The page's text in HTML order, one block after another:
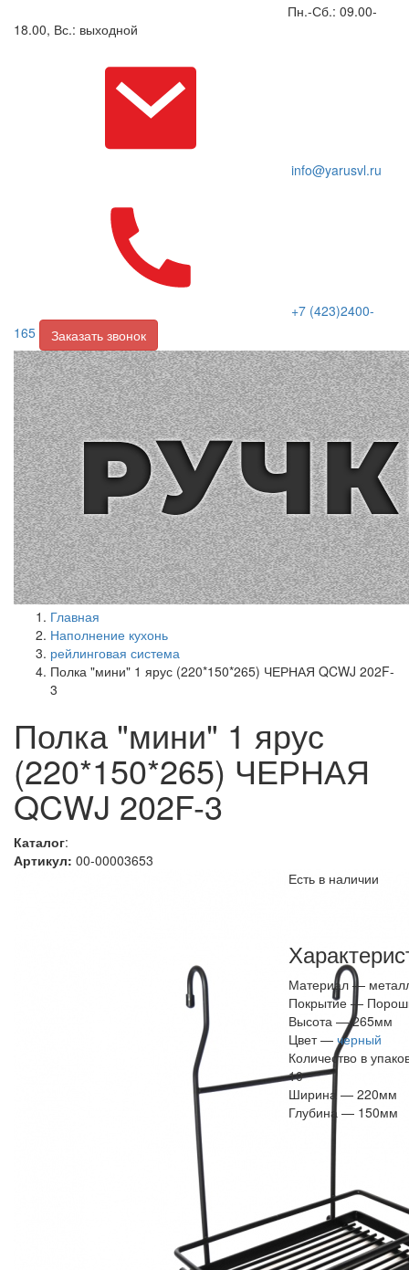
Пн.-Сб.: 09.00-
18.00, Вс.: выходной
info@yarusvl.ru
+7 (423)2400-
165
Заказать звонок
Главная
Наполнение кухонь
рейлинговая система
Полка "мини" 1 ярус (220*150*265) ЧЕРНАЯ QCWJ 202F-
3
Полка "мини" 1 ярус
(220*150*265) ЧЕРНАЯ
QCWJ 202F-3
Каталог:
Артикул: 00-00003653
Есть в наличии
Материал —
Покрытие —
Высота —265мм
Цвет — черный
Количество в
10
Ширина — 220мм
Глубина — 150мм